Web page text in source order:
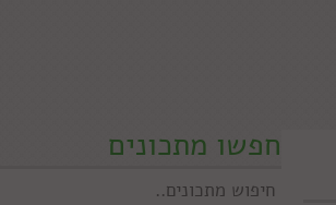
חפשו מתכונים